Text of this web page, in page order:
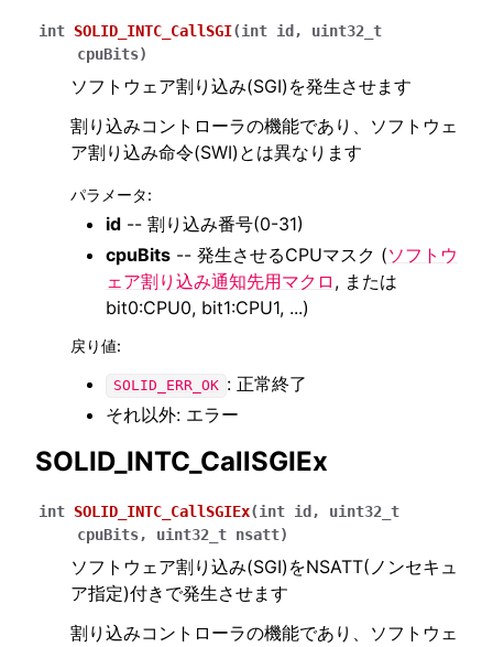
int SOLID_INTC_CallSGI(int id , uint32_t
cpuBits)
ソフトウェア割り込み(SGI)を発生させます
割り込みコントローラの機能であり、ソフトウェ
ア割り込み命令(SWI)とは異なります
パラメータ:
id -- 割り込み番号(0-31)
cpuBits -- 発生させるCPUマスク (ソフトウ
ェア割り込み通知先用マクロ , または
bit0:CPU0, bit1:CPU1, ...)
戻り値:
SOLID_ERR_OK : 正常終了
それ以外: エラー
SOLID_INTC_CallSGIEx
int SOLID_INTC_CallSGIEx(int id , uint32_t
cpuBits, uint32_t nsatt)
ソフトウェア割り込み(SGI)をNSATT(ノンセキュ
ア指定)付きで発生させます
割り込みコントローラの機能であり、ソフトウェ